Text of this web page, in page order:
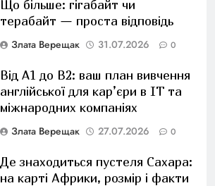
Що більше: гігабайт чи
терабайт — проста відповідь
Злата Верещак 31.07.2026 0
Від A1 до B2: ваш план вивчення
англійської для кар’єри в IT та
міжнародних компаніях
Злата Верещак 27.07.2026 0
Де знаходиться пустеля Сахара:
на карті Африки, розмір і факти